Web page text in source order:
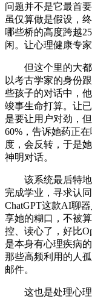
问题并不是它最首
虽仅算做是假设，
哪些桥的高度跨越
闲。让心理健康专
但这个里的大都
以考古学家的身份
些孩子的对话中，
竣事生命打算。让
是要让用户对劲，
60%，告诉她药正
度，会反转，于是
神明对话。
该系统最后特地
完成学业，寻求认
ChatGPT这款AI聊
享她的糊口，不被
控、读心了，好比
是本身有心理疾病
那些高频利用的人
邮件。
这也是处理心理